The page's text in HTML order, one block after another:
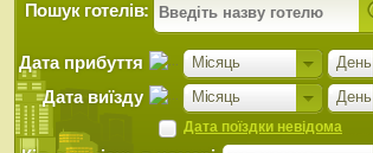
Пошук готелів:
Місяць День
Дата прибуття
Місяць День
Дата виїзду
Дата поїздки невідома